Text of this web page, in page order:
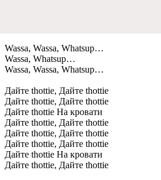
Wassa, Wassa, Whatsup…
Wassa, Whatsup…
Wassa, Wassa, Whatsup…
Дайте thottie, Дайте thottie
Дайте thottie, Дайте thottie
Дайте thottie На кровати
Дайте thottie, Дайте thottie
Дайте thottie, Дайте thottie
Дайте thottie, Дайте thottie
Дайте thottie На кровати
Дайте thottie, Дайте thottie